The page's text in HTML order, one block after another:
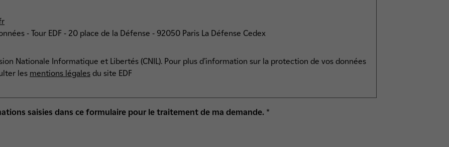
- Tour EDF - 20 place de la Défense - 92050 Paris La Défense Cedex
Nationale Informatique et Libertés (CNIL). Pour plus d’information sur la protection de vos données
les mentions légales du site EDF
saisies dans ce formulaire pour le traitement de ma demande. *